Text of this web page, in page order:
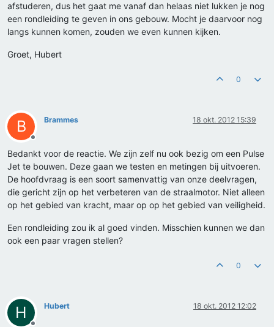
afstuderen, dus het gaat me vanaf dan helaas niet lukken je nog
een rondleiding te geven in ons gebouw. Mocht je daarvoor nog
langs kunnen komen, zouden we even kunnen kijken.
Groet, Hubert
0
B
Offline
Brammes 18 okt. 2012 15:39
Bedankt voor de reactie. We zijn zelf nu ook bezig om een Pulse
Jet te bouwen. Deze gaan we testen en metingen bij uitvoeren.
De hoofdvraag is een soort samenvattig van onze deelvragen,
die gericht zijn op het verbeteren van de straalmotor. Niet alleen
op het gebied van kracht, maar op op het gebied van veiligheid.
Een rondleiding zou ik al goed vinden. Misschien kunnen we dan
ook een paar vragen stellen?
0
H Hubert 18 okt. 2012 12:02